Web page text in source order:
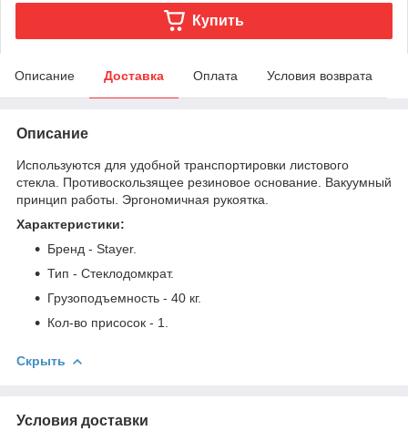
Купить
Описание Доставка Оплата Условия возврата
Описание
Используются для удобной транспортировки листового
стекла. Противоскользящее резиновое основание. Вакуумный
принцип работы. Эргономичная рукоятка.
Характеристики:
Бренд - Stayer.
Тип - Стеклодомкрат.
Грузоподъемность - 40 кг.
Кол-во присосок - 1.
Скрыть
Условия доставки